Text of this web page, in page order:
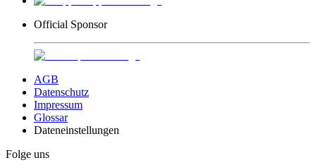
Official Sponsor
AGB
Datenschutz
Impressum
Glossar
Dateneinstellungen
Folge uns